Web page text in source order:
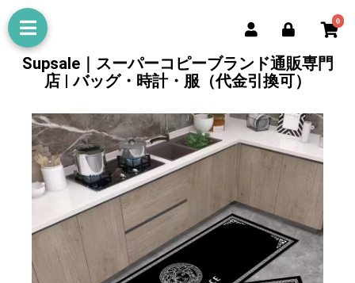
0
Supsale｜スーパーコピーブランド通販専門
店 | バッグ・時計・服（代金引換可）